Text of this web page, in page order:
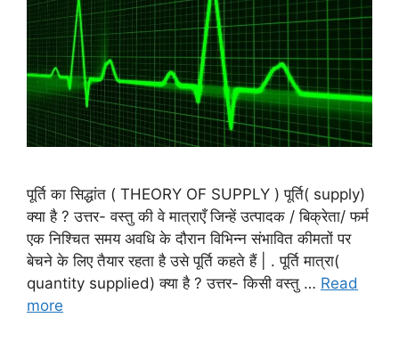
पूर्ति का सिद्धांत ( THEORY OF SUPPLY ) पूर्ति( supply)
क्या है ? उत्तर- वस्तु की वे मात्राएँ जिन्हें उत्पादक / बिक्रेता/ फर्म
एक निश्चित समय अवधि के दौरान विभिन्न संभावित कीमतों पर
बेचने के लिए तैयार रहता है उसे पूर्ति कहते हैं | . पूर्ति मात्रा(
quantity supplied) क्या है ? उत्तर- किसी वस्तु … Read
more